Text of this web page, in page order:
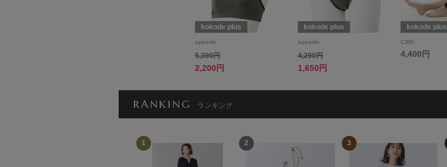
kokode plus
speedo
5,390円
2,200円
kokode plus
speedo
4,290円
1,650円
kokode plus
C3fit
4,400円
RANKING ランキング
1 2 3